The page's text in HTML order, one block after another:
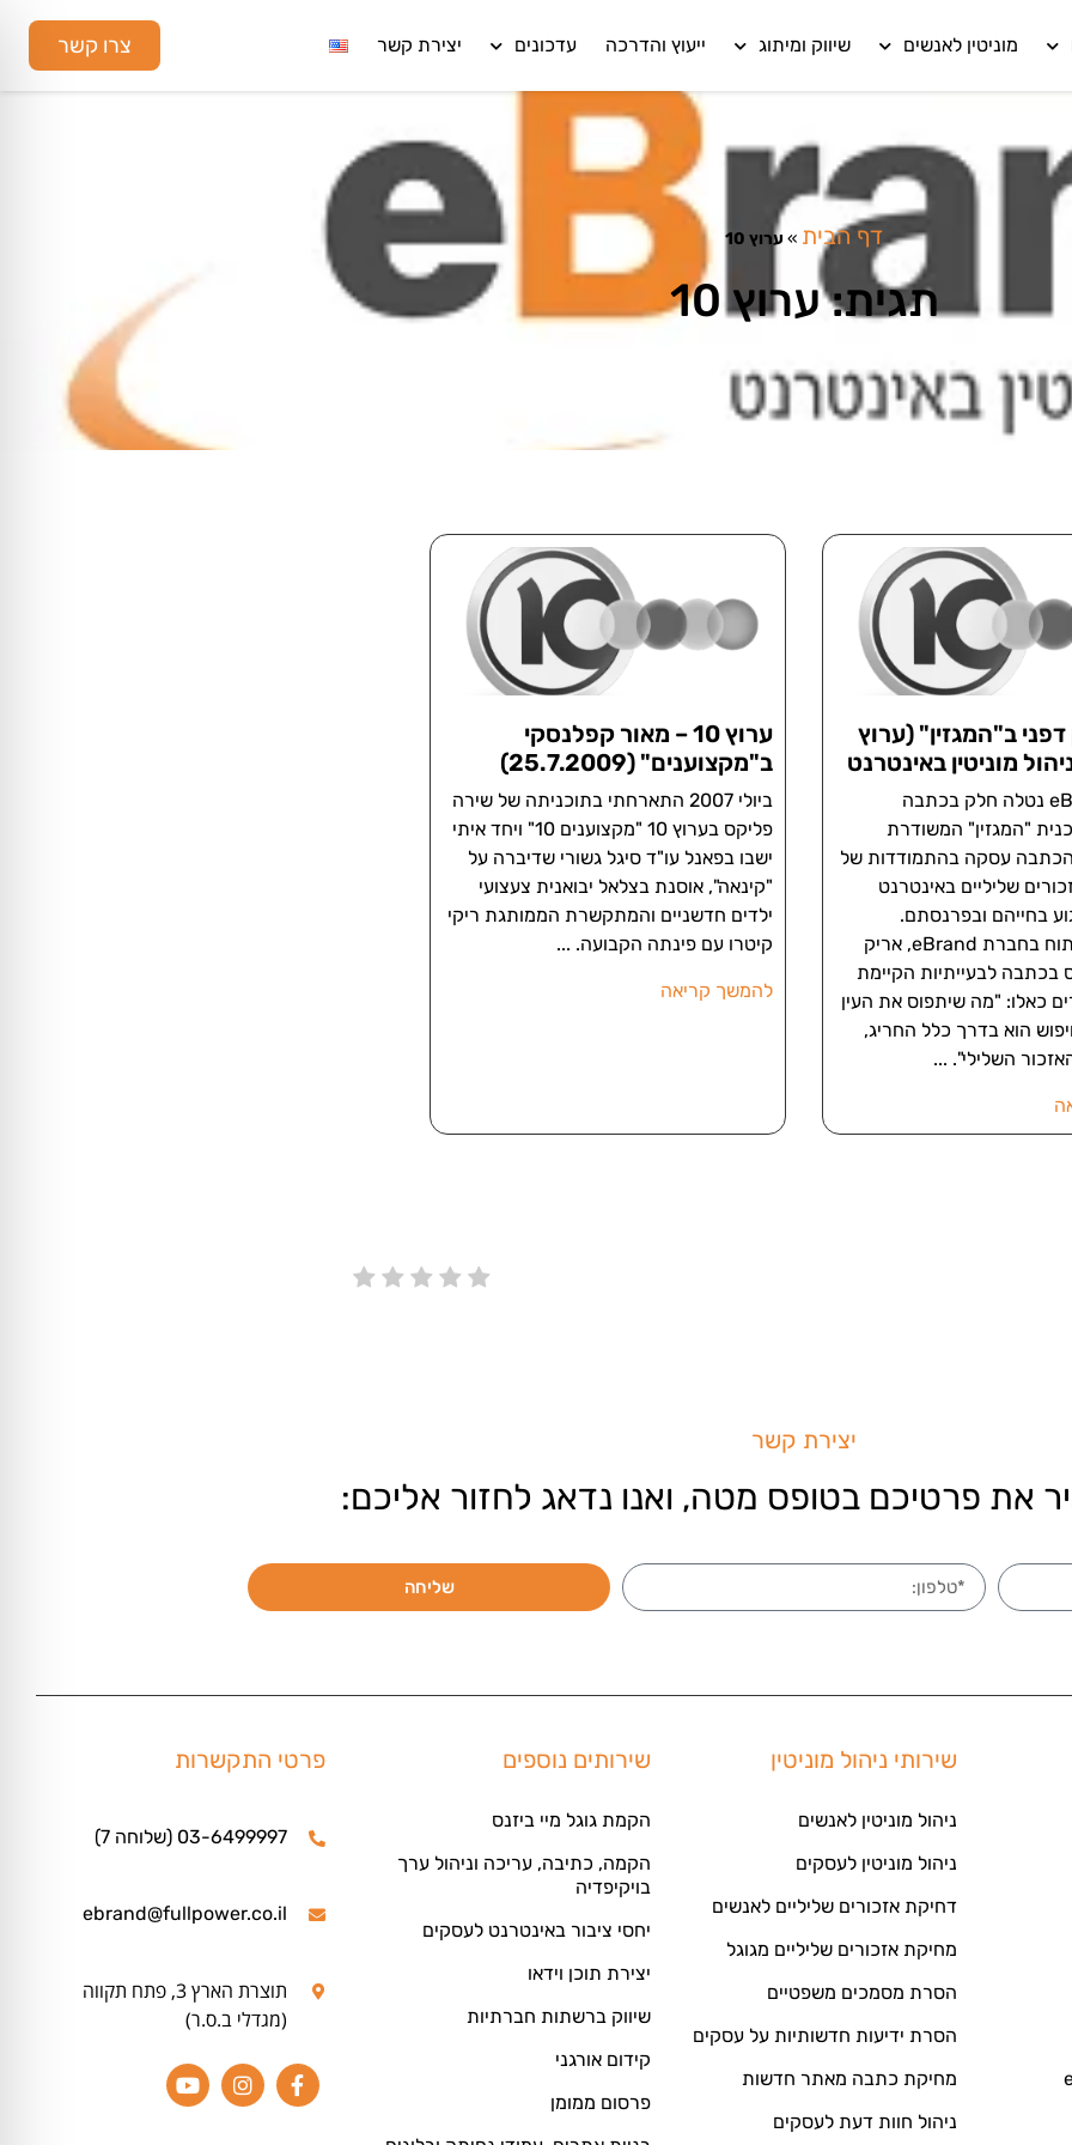
מוניטין לאנשים שיווק ומיתוג ייעוץ והדרכה עדכונים יצירת קשר צרו קשר
דף הבית » ערוץ 10
תגית: ערוץ 10
ב"המגזין" (ערוץ
חברת eBrand נטלה חלק בכתבה
"המגזין" המשודרת
10 – הכתבה עסקה בהתמודדות של
שליליים באינטרנט
בחייהם ובפרנסתם.
סמנכ"ל הפיתוח בחברת eBrand, אריק
בכתבה לבעייתיות הקיימת
כאלו: "מה שיתפוס את העין
הוא בדרך כלל החריג,
השלילי".
ערוץ 10 – מאור קפלנסקי
ב"מקצוענים" (25.7.2009)
ביולי 2007 התארחתי בתוכניתה של שירה
פליקס בערוץ 10 "מקצוענים 10" ויחד איתי
ישבו בפאנל עו"ד סיגל גשורי שדיברה על
"קינאה", אוסנת בצלאל יבואנית צעצועי
ילדים חדשניים והמתקשרת הממותגת ריקי
קיטרו עם פינתה הקבועה.
להמשך קריאה
יצירת קשר
את פרטיכם בטופס מטה, ואנו נדאג לחזור אליכם:
שליחה
שירותי ניהול מוניטין
ניהול מוניטין לאנשים
ניהול מוניטין לעסקים
דחיקת אזכורים שליליים לאנשים
מחיקת אזכורים שליליים מגוגל
הסרת מסמכים משפטיים
הסרת ידיעות חדשותיות על עסקים
מחיקת כתבה מאתר חדשות
ניהול חוות דעת לעסקים
שירותים נוספים
הקמת גוגל מיי ביזנס
הקמה, כתיבה, עריכה וניהול ערך
בויקיפדיה
יחסי ציבור באינטרנט לעסקים
יצירת תוכן וידאו
שיווק ברשתות חברתיות
קידום אורגני
פרסום ממומן
פרטי התקשרות
03-6499997 (שלוחה 7)
ebrand@fullpower.co.il
תוצרת הארץ 3, פתח תקווה
(מגדלי ב.ס.ר)